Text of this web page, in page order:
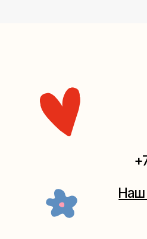
часов.
Мастерская на